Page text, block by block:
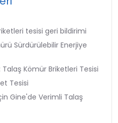
tesisi geri bildirimi
Sürdürülebilir Enerjiye
Kömür Briketleri Tesisi
Tesisi
Gine'de Verimli Talaş